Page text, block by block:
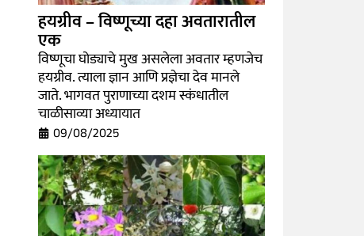
हयग्रीव – विष्णूच्या दहा अवतारातील
एक
विष्णूचा घोड्याचे मुख असलेला अवतार म्हणजेच
हयग्रीव. त्याला ज्ञान आणि प्रज्ञेचा देव मानले
जाते. भागवत पुराणाच्या दशम स्कंधातील
चाळीसाव्या अध्यायात
09/08/2025